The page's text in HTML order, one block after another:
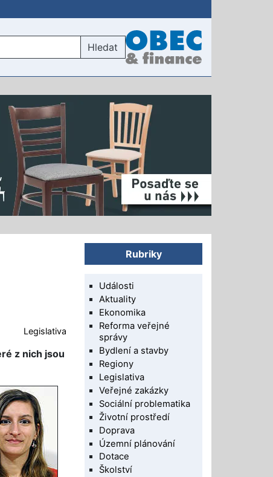
Hledat
Legislativa
z nich jsou
Rubriky
Události
Aktuality
Ekonomika
Reforma veřejné
správy
Bydlení a stavby
Regiony
Legislativa
Veřejné zakázky
Sociální problematika
Životní prostředí
Doprava
Územní plánování
Dotace
Školství